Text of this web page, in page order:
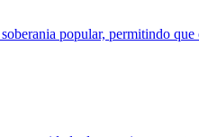
popular, permitindo